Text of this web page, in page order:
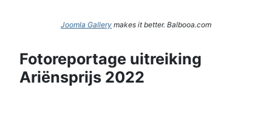
Joomla Gallery makes it better. Balbooa.com
Fotoreportage uitreiking
Ariënsprijs 2022